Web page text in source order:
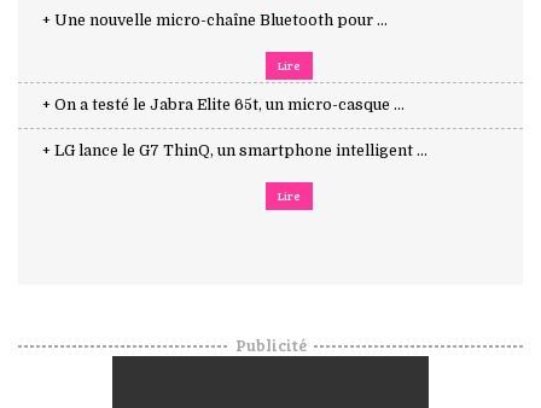
+ Une nouvelle micro-chaîne Bluetooth pour ...
Lire
+ On a testé le Jabra Elite 65t, un micro-casque ...
+ LG lance le G7 ThinQ, un smartphone intelligent ...
Lire
Publicité